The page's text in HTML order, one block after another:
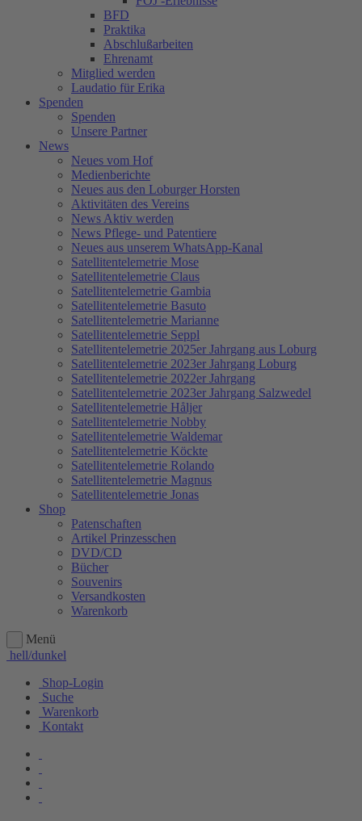
BFD
Praktika
Abschlußarbeiten
Ehrenamt
Mitglied werden
Laudatio für Erika
Spenden
Spenden
Unsere Partner
News
Neues vom Hof
Medienberichte
Neues aus den Loburger Horsten
Aktivitäten des Vereins
News Aktiv werden
News Pflege- und Patentiere
Neues aus unserem WhatsApp-Kanal
Satellitentelemetrie Mose
Satellitentelemetrie Claus
Satellitentelemetrie Gambia
Satellitentelemetrie Basuto
Satellitentelemetrie Marianne
Satellitentelemetrie Seppl
Satellitentelemetrie 2025er Jahrgang aus Loburg
Satellitentelemetrie 2023er Jahrgang Loburg
Satellitentelemetrie 2022er Jahrgang
Satellitentelemetrie 2023er Jahrgang Salzwedel
Satellitentelemetrie Håljer
Satellitentelemetrie Nobby
Satellitentelemetrie Waldemar
Satellitentelemetrie Köckte
Satellitentelemetrie Rolando
Satellitentelemetrie Magnus
Satellitentelemetrie Jonas
Shop
Patenschaften
Artikel Prinzesschen
DVD/CD
Bücher
Souvenirs
Versandkosten
Warenkorb
Menü
hell/dunkel
Shop-Login
Suche
Warenkorb
Kontakt